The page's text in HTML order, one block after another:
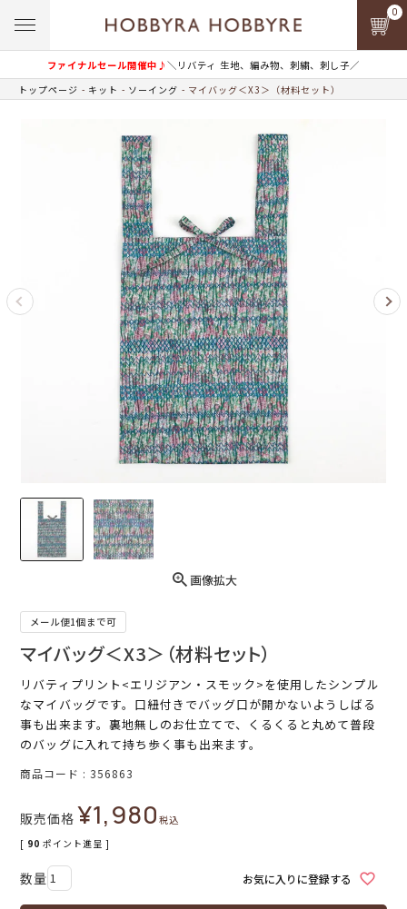
ファイナルセール開催中♪＼リバティ 生地、編み物、刺繍、刺し子／
0
トップページ キット ソーイング マイバッグ＜X3＞（材料セット）
画像拡大
メール便1個まで可
マイバッグ＜X3＞（材料セット）
リバティプリント<エリジアン・スモック>を使用したシンプル
なマイバッグです。口紐付きでバッグ口が開かないようしばる
事も出来ます。裏地無しのお仕立てで、くるくると丸めて普段
のバッグに入れて持ち歩く事も出来ます。
商品コード 356863
販売価格 ¥1,980税込
[ 90 ポイント進呈 ]
お気に入りに登録する